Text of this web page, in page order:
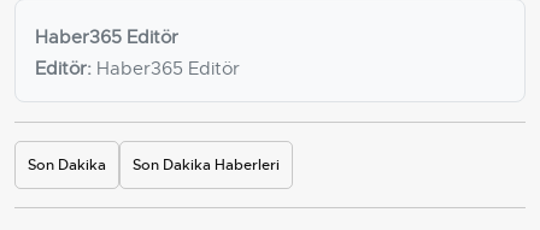
Haber365 Editör
Editör: Haber365 Editör
Son Dakika Son Dakika Haberleri